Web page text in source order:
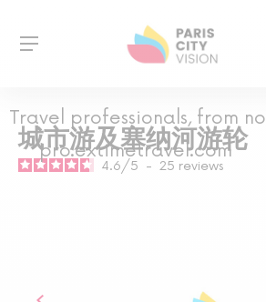
Travel professionals, from
pro.extimetravel.com
城市游及塞纳河游轮
4.6/5 - 25 reviews